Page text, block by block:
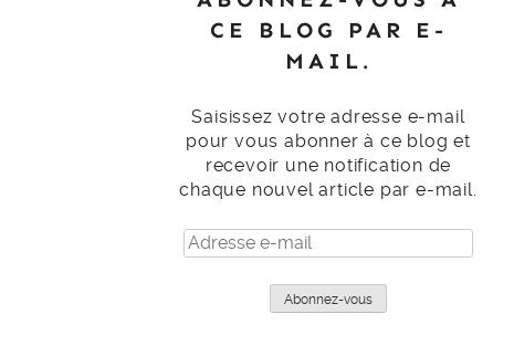
CE BLOG PAR E-
MAIL.
Saisissez votre adresse e-mail
pour vous abonner à ce blog et
recevoir une notification de
chaque nouvel article par e-mail.
Adresse
e-
Abonnez-vous